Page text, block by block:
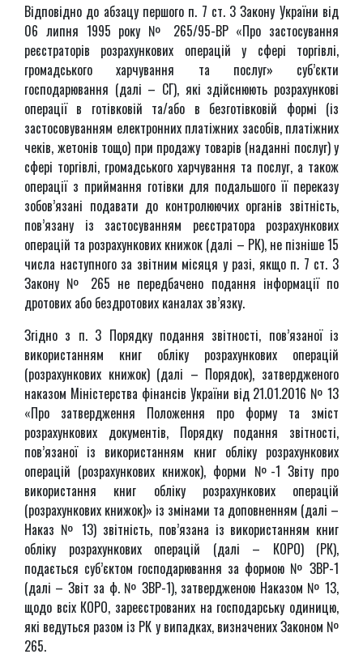
Відповідно до абзацу першого п. 7 ст. 3 Закону України від
06 липня 1995 року № 265/95-ВР «Про застосування
реєстраторів розрахункових операцій у сфері торгівлі,
громадського харчування та послуг» суб’єкти
господарювання (далі – СГ), які здійснюють розрахункові
операції в готівковій та/або в безготівковій формі (із
застосовуванням електронних платіжних засобів, платіжних
чеків, жетонів тощо) при продажу товарів (наданні послуг) у
сфері торгівлі, громадського харчування та послуг, а також
операції з приймання готівки для подальшого її переказу
зобов’язані подавати до контролюючих органів звітність,
пов’язану із застосуванням реєстратора розрахункових
операцій та розрахункових книжок (далі – РК), не пізніше 15
числа наступного за звітним місяця у разі, якщо п. 7 ст. 3
Закону № 265 не передбачено подання інформації по
дротових або бездротових каналах зв’язку.
Згідно з п. 3 Порядку подання звітності, пов’язаної із
використанням книг обліку розрахункових операцій
(розрахункових книжок) (далі – Порядок), затвердженого
наказом Міністерства фінансів України від 21.01.2016 № 13
«Про затвердження Положення про форму та зміст
розрахункових документів, Порядку подання звітності,
пов’язаної із використанням книг обліку розрахункових
операцій (розрахункових книжок), форми №-1 Звіту про
використання книг обліку розрахункових операцій
(розрахункових книжок)» із змінами та доповненням (далі –
Наказ № 13) звітність, пов’язана із використанням книг
обліку розрахункових операцій (далі – КОРО) (РК),
подається суб’єктом господарювання за формою № ЗВР-1
(далі – Звіт за ф. № ЗВР-1), затвердженою Наказом № 13,
щодо всіх КОРО, зареєстрованих на господарську одиницю,
які ведуться разом із РК у випадках, визначених Законом №
265.